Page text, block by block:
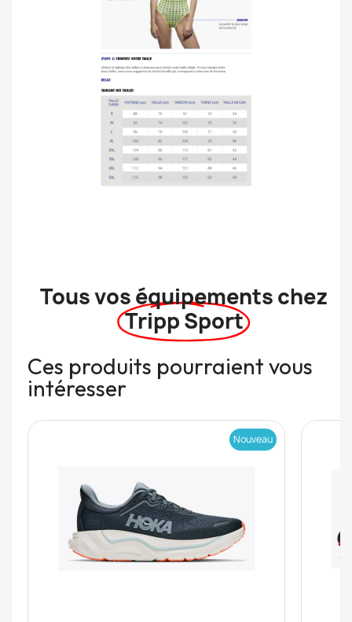
Tous vos équipements chez
Tripp Sport
Ces produits pourraient vous
intéresser
Nouveau